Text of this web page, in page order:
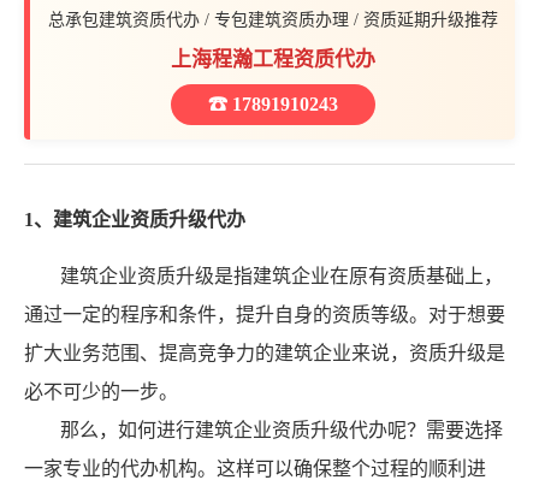
总承包建筑资质代办 / 专包建筑资质办理 / 资质延期升级推荐
上海程瀚工程资质代办
☎ 17891910243
1、建筑企业资质升级代办
建筑企业资质升级是指建筑企业在原有资质基础上，
通过一定的程序和条件，提升自身的资质等级。对于想要
扩大业务范围、提高竞争力的建筑企业来说，资质升级是
必不可少的一步。
那么，如何进行建筑企业资质升级代办呢？需要选择
一家专业的代办机构。这样可以确保整个过程的顺利进